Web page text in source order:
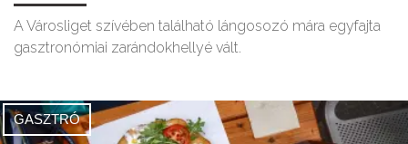
A Városliget szívében található lángosozó mára egyfajta
gasztronómiai zarándokhellyé vált.
GASZTRÓ